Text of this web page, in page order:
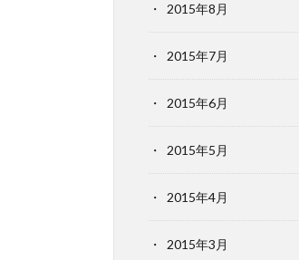
2015年8月
2015年7月
2015年6月
2015年5月
2015年4月
2015年3月